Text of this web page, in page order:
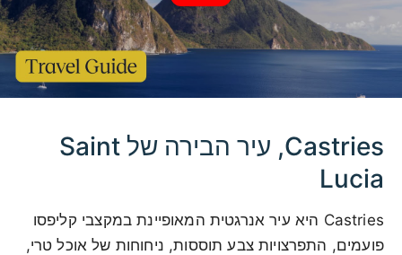
Castries, עיר הבירה של Saint
Lucia
Castries היא עיר אנרגטית המאופיינת במקצבי קליפסו
פועמים, התפרצויות צבע תוססות, ניחוחות של אוכל טרי,